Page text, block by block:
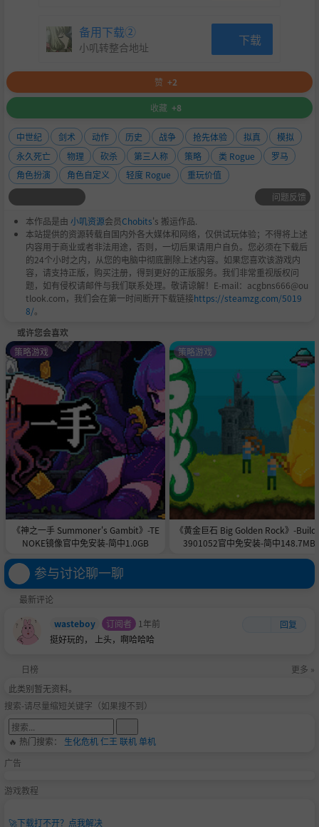
备用下载②
小叽转整合地址 下载
赞 +2
收藏 +8
中世纪 剑术 动作 历史 战争 抢先体验 拟真
模拟
永久死亡
物理 砍杀 第三人称 策略 类 Rogue
罗马
角色扮演
角色自定义 轻度 Rogue
重玩价值
问题反馈
本作品是由 小叽资源会员Chobits's 搬运作品.
本站提供的资源转载自国内外各大媒体和网络，仅供试玩体验；不得将上述
内容用于商业或者非法用途，否则，一切后果请用户自负。您必须在下载后
的24个小时之内，从您的电脑中彻底删除上述内容。如果您喜欢该游戏内
容，请支持正版，购买注册，得到更好的正版服务。我们非常重视版权问
题，如有侵权请邮件与我们联系处理。敬请谅解！E-mail：acgbns666@ou
tlook.com，我们会在第一时间断开下载链接https://steamzg.com/5019
8/。
或许您会喜欢
《神之一手 Summoner's Gambit》-TE
NOKE镜像官中免安装-简中1.0GB
策略游戏
《黄金巨石 Big Golden Rock》-Build
3901052官中免安装-简中148.7MB
策略游戏
参与讨论聊一聊
最新评论
wasteboy
订阅者 1年前
回复
挺好玩的， 上头，啊哈哈哈
日榜
更多 »
此类别暂无资料。
搜索-请尽量缩短关键字（如果搜不到）
🔥 热门搜索： 生化危机仁王 联机单机
广告
游戏教程
🚀下载打不开？点我解决